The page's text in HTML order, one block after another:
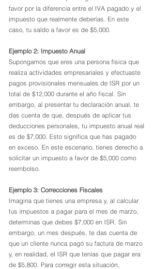
favor por la diferencia entre el IVA pagado y el
impuesto que realmente deberías. En este
caso, tu saldo a favor es de $5,000.
Ejemplo 2: Impuesto Anual
Supongamos que eres una persona física que
realiza actividades empresariales y efectuaste
pagos provisionales mensuales de ISR por un
total de $12,000 durante el año fiscal. Sin
embargo, al presentar tu declaración anual, te
das cuenta de que, después de aplicar tus
deducciones personales, tu impuesto anual real
es de $7,000. Esto significa que has pagado
en exceso. En este escenario, tienes derecho a
solicitar un impuesto a favor de $5,000 como
reembolso.
Ejemplo 3: Correcciones Fiscales
Imagina que tienes una empresa y, al calcular
tus impuestos a pagar para el mes de marzo,
determinas que debes $7,000 en ISR. Sin
embargo, un mes después, te das cuenta de
que un cliente nunca pagó su factura de marzo
y, en realidad, el ISR que tenías que pagar era
de $5,800. Para corregir esta situación,